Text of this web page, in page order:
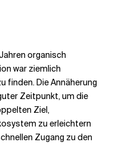
organisch
war ziemlich
finden. Die Annäherung
Zeitpunkt, um die
Ziel,
zu erleichtern
Zugang zu den